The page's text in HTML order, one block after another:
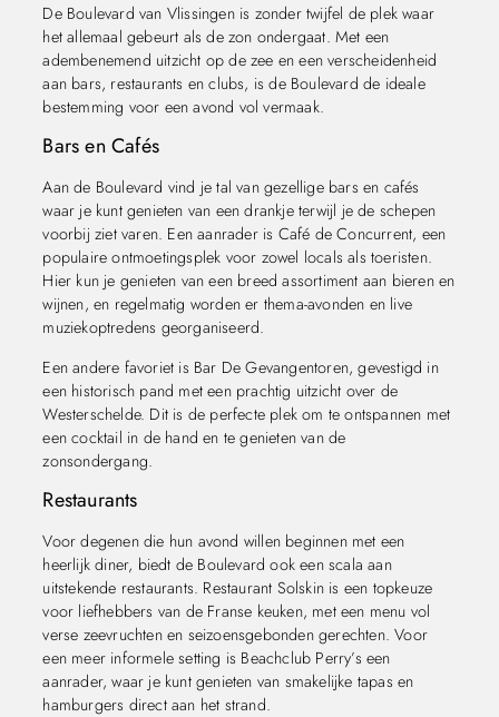
De Boulevard van Vlissingen is zonder twijfel de plek waar
het allemaal gebeurt als de zon ondergaat. Met een
adembenemend uitzicht op de zee en een verscheidenheid
aan bars, restaurants en clubs, is de Boulevard de ideale
bestemming voor een avond vol vermaak.
Bars en Cafés
Aan de Boulevard vind je tal van gezellige bars en cafés
waar je kunt genieten van een drankje terwijl je de schepen
voorbij ziet varen. Een aanrader is Café de Concurrent, een
populaire ontmoetingsplek voor zowel locals als toeristen.
Hier kun je genieten van een breed assortiment aan bieren en
wijnen, en regelmatig worden er thema-avonden en live
muziekoptredens georganiseerd.
Een andere favoriet is Bar De Gevangentoren, gevestigd in
een historisch pand met een prachtig uitzicht over de
Westerschelde. Dit is de perfecte plek om te ontspannen met
een cocktail in de hand en te genieten van de
zonsondergang.
Restaurants
Voor degenen die hun avond willen beginnen met een
heerlijk diner, biedt de Boulevard ook een scala aan
uitstekende restaurants. Restaurant Solskin is een topkeuze
voor liefhebbers van de Franse keuken, met een menu vol
verse zeevruchten en seizoensgebonden gerechten. Voor
een meer informele setting is Beachclub Perry’s een
aanrader, waar je kunt genieten van smakelijke tapas en
hamburgers direct aan het strand.